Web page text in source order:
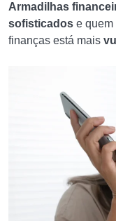
Armadilhas
sofisticados e quem
finanças está mais